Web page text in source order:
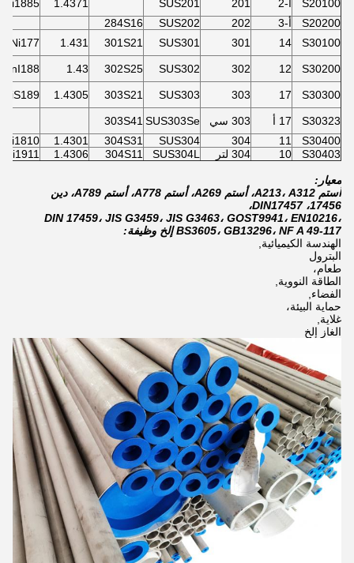
S20100 أ-2 201
SUS201
1.4371
S20200
أ-3 202
SUS202
284S16
S30100
14
301
SUS301
301S21
1.431
S30200
12
302
SUS302
302S25
1.43
S30300
17
303
SUS303
303S21
1.4305
S30323 17 أ 303 سي SUS303Se
303S41
S30400
11
304
SUS304
304S31
1.4301
S30403
10 304 لتر SUS304L
304S11
1.4306
معيار:
أستم A213، A312، أستم A269، أستم A778، أستم A789، دين
17456، DIN17457،
DIN 17459، JIS G3459، JIS G3463، GOST9941، EN10216،
BS3605، GB13296، NF A 49-117 إلخ وظيفة:
الهندسة الكيميائية,
البترول
طعام،
الطاقة النووية,
الفضاء,
حماية البيئة،
غلاية,
الغاز إلخ